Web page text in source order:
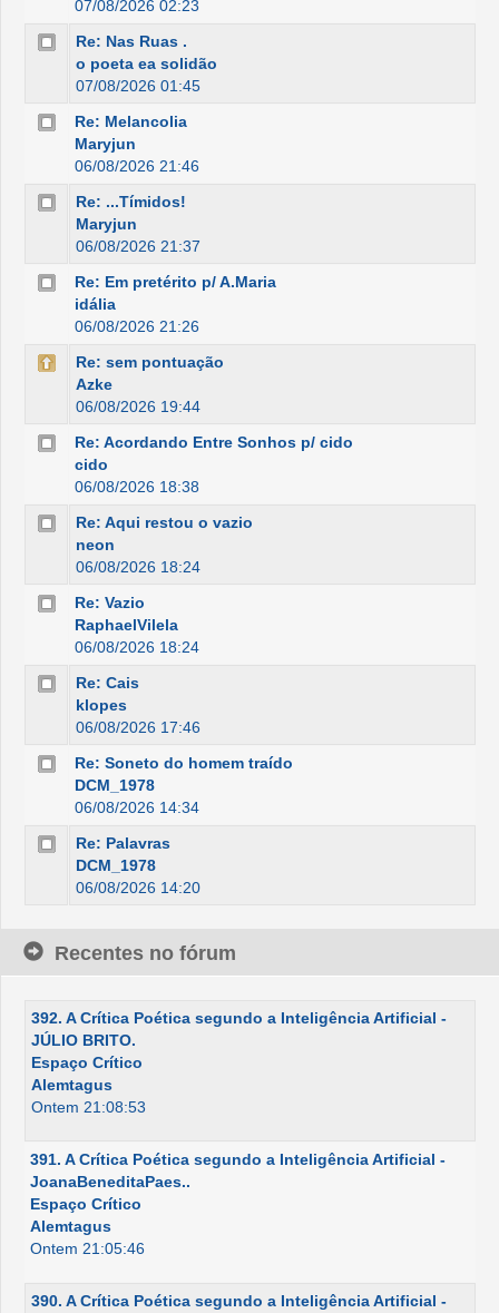
07/08/2026 02:23
Re: Nas Ruas .
o poeta ea solidão
07/08/2026 01:45
Re: Melancolia
Maryjun
06/08/2026 21:46
Re: ...Tímidos!
Maryjun
06/08/2026 21:37
Re: Em pretérito p/ A.Maria
idália
06/08/2026 21:26
Re: sem pontuação
Azke
06/08/2026 19:44
Re: Acordando Entre Sonhos p/ cido
cido
06/08/2026 18:38
Re: Aqui restou o vazio
neon
06/08/2026 18:24
Re: Vazio
RaphaelVilela
06/08/2026 18:24
Re: Cais
klopes
06/08/2026 17:46
Re: Soneto do homem traído
DCM_1978
06/08/2026 14:34
Re: Palavras
DCM_1978
06/08/2026 14:20
Recentes no fórum
392. A Crítica Poética segundo a Inteligência Artificial -
JÚLIO BRITO.
Espaço Crítico
Alemtagus
Ontem 21:08:53
391. A Crítica Poética segundo a Inteligência Artificial -
JoanaBeneditaPaes..
Espaço Crítico
Alemtagus
Ontem 21:05:46
390. A Crítica Poética segundo a Inteligência Artificial -